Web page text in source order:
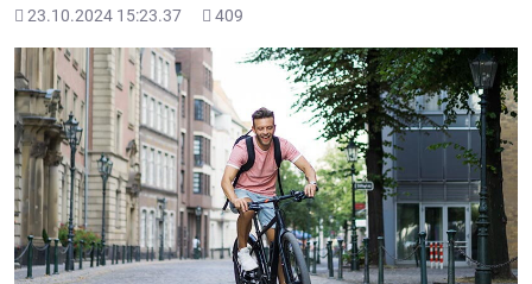
Přidáno
23.10.2024 15:23.37
Počet
409